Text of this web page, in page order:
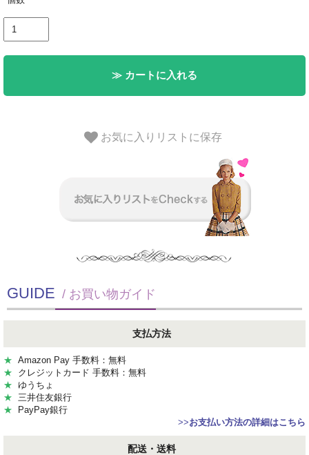
≫ カートに入れる
お気に入りリストに保存
GUIDE / お買い物ガイド
支払方法
★ Amazon Pay 手数料：無料
★ クレジットカード 手数料：無料
★ ゆうちょ
★ 三井住友銀行
★ PayPay銀行
>>お支払い方法の詳細はこちら
配送・送料